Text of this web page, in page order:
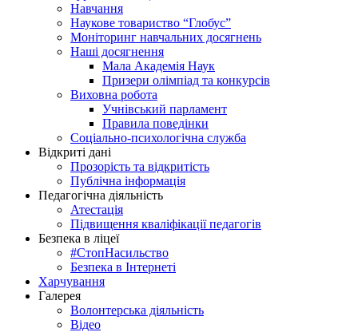
Навчання
Наукове товариство “Глобус”
Моніторинг навчальних досягнень
Наші досягнення
Мала Академія Наук
Призери олімпіад та конкурсів
Виховна робота
Учнівський парламент
Правила поведінки
Соціально-психологічна служба
Відкриті дані
Прозорість та відкритість
Публічна інформація
Педагогічна діяльність
Атестація
Підвищення кваліфікації педагогів
Безпека в ліцеї
#СтопНасильство
Безпека в Інтернеті
Харчування
Галерея
Волонтерська діяльність
Відео